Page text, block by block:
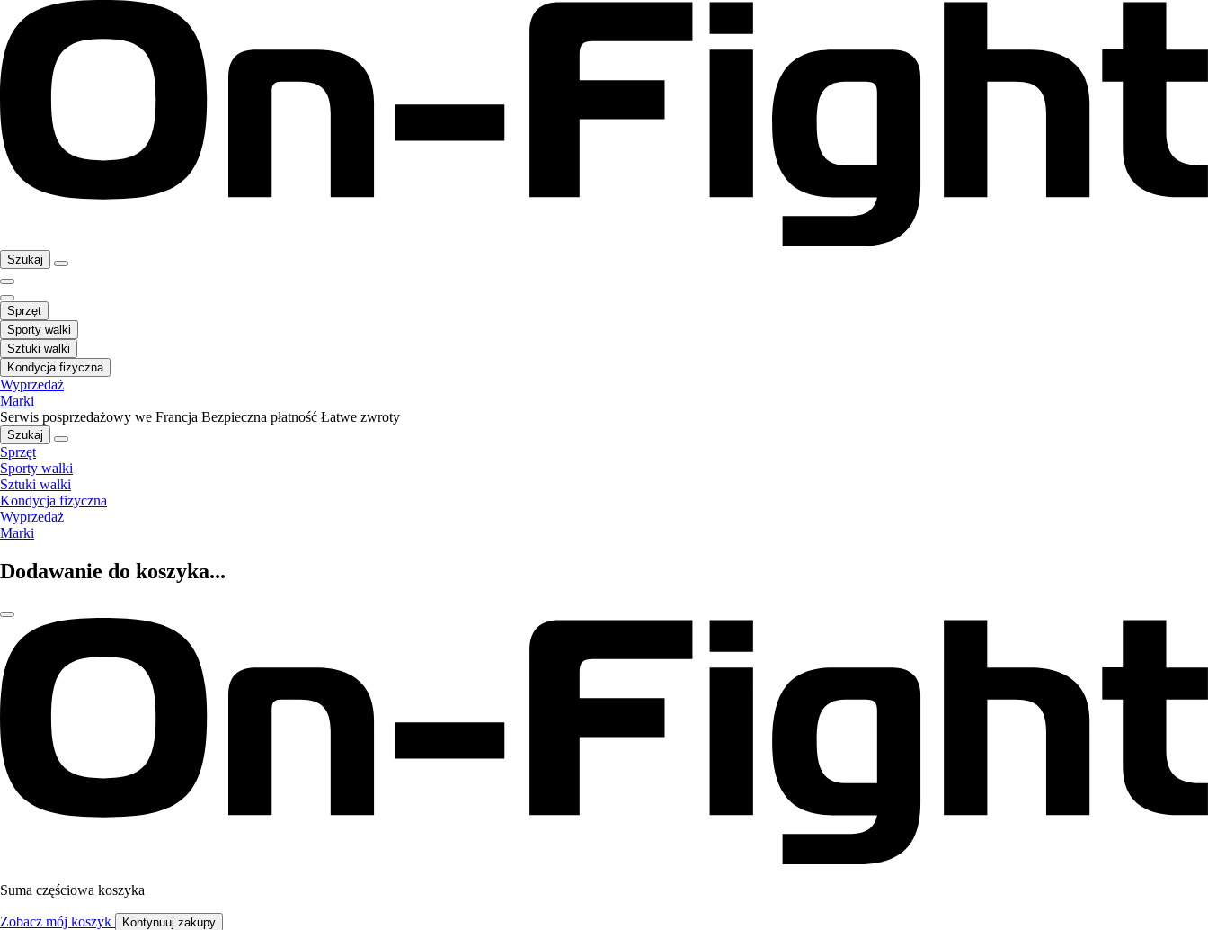
Szukaj
Sprzęt
Sporty walki
Sztuki walki
Kondycja fizyczna
Wyprzedaż
Marki
Serwis posprzedażowy we Francja Bezpieczna płatność Łatwe zwroty
Szukaj
Sprzęt
Sporty walki
Sztuki walki
Kondycja fizyczna
Wyprzedaż
Marki
Dodawanie do koszyka...
Suma częściowa koszyka
Zobacz mój koszyk Kontynuuj zakupy